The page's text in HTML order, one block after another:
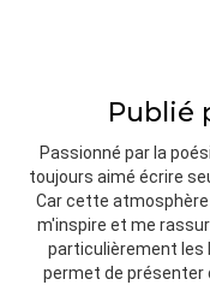
Publié
Passionné par la
toujours aimé écrire
Car cette
m'inspire et me
particulièrement les
permet de présenter